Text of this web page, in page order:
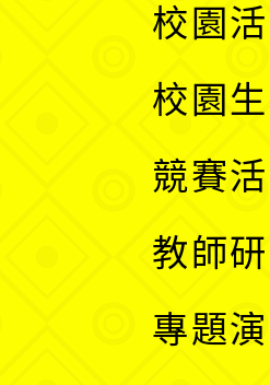
校園
校園
競賽
教師
專題